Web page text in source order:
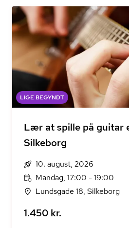
LIGE BEGYNDT
Lær at spille på guitar
Silkeborg
10. august, 2026
Mandag, 17:00 - 19:00
Lundsgade 18, Silkeborg
1.450 kr.